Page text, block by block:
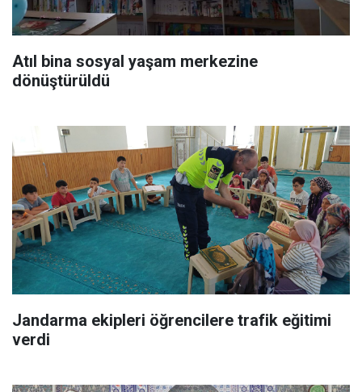
Atıl bina sosyal yaşam merkezine
dönüştürüldü
Jandarma ekipleri öğrencilere trafik eğitimi
verdi